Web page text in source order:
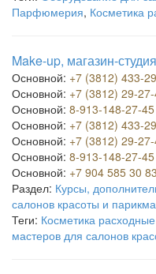
Парфюмерия, Косметика
Make-up, магазин-студия
Основной: +7 (3812) 433-
Основной: +7 (3812) 29-
Основной: 8-913-148-27-45
Основной: +7 (3812) 433-
Основной: +7 (3812) 29-
Основной: 8-913-148-27-45
Основной: +7 904 585 30 83
Раздел: Курсы,
салонов красоты и
Теги: Косметика
мастеров для салонов